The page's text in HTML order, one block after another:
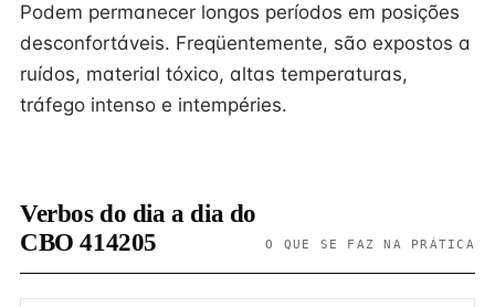
Podem permanecer longos períodos em posições
desconfortáveis. Freqüentemente, são expostos a
ruídos, material tóxico, altas temperaturas,
tráfego intenso e intempéries.
Verbos do dia a dia do
CBO 414205
O QUE SE FAZ NA PRÁTICA